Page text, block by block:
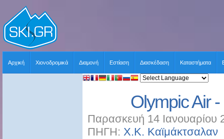
Αρχική Χιονοδρομικά Διαμονή Εστίαση Διασκέδαση Καταστήματα
Olympic Air
Παρασκευή 14 Ιανουαρίου
ΠΗΓΗ: Χ.Κ. Καϊμάκτσαλαν